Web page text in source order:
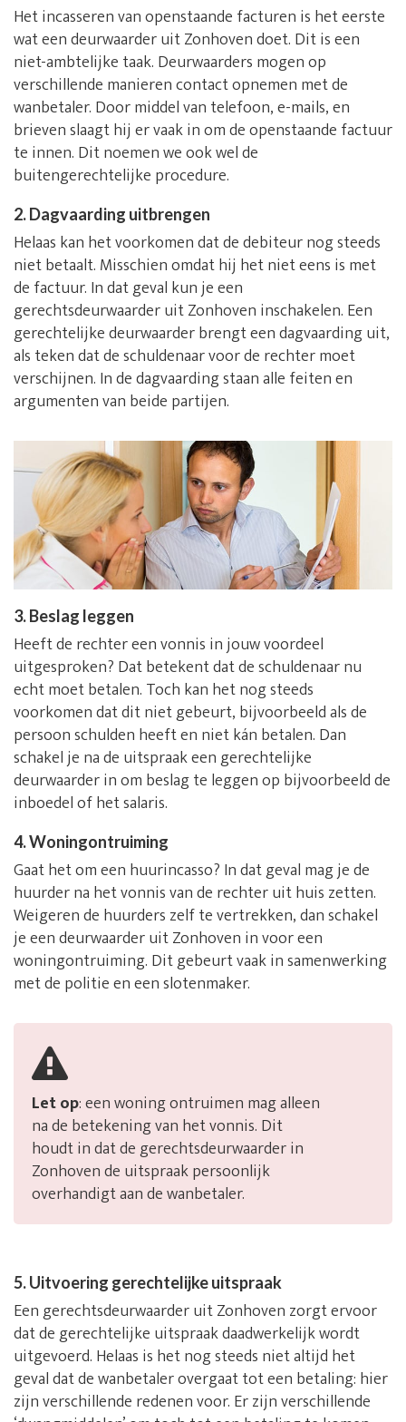
Het incasseren van openstaande facturen is het eerste
wat een deurwaarder uit Zonhoven doet. Dit is een
niet-ambtelijke taak. Deurwaarders mogen op
verschillende manieren contact opnemen met de
wanbetaler. Door middel van telefoon, e-mails, en
brieven slaagt hij er vaak in om de openstaande factuur
te innen. Dit noemen we ook wel de
buitengerechtelijke procedure.
2. Dagvaarding uitbrengen
Helaas kan het voorkomen dat de debiteur nog steeds
niet betaalt. Misschien omdat hij het niet eens is met
de factuur. In dat geval kun je een
gerechtsdeurwaarder uit Zonhoven inschakelen. Een
gerechtelijke deurwaarder brengt een dagvaarding uit,
als teken dat de schuldenaar voor de rechter moet
verschijnen. In de dagvaarding staan alle feiten en
argumenten van beide partijen.
3. Beslag leggen
Heeft de rechter een vonnis in jouw voordeel
uitgesproken? Dat betekent dat de schuldenaar nu
echt moet betalen. Toch kan het nog steeds
voorkomen dat dit niet gebeurt, bijvoorbeeld als de
persoon schulden heeft en niet kán betalen. Dan
schakel je na de uitspraak een gerechtelijke
deurwaarder in om beslag te leggen op bijvoorbeeld de
inboedel of het salaris.
4. Woningontruiming
Gaat het om een huurincasso? In dat geval mag je de
huurder na het vonnis van de rechter uit huis zetten.
Weigeren de huurders zelf te vertrekken, dan schakel
je een deurwaarder uit Zonhoven in voor een
woningontruiming. Dit gebeurt vaak in samenwerking
met de politie en een slotenmaker.
Let op: een woning ontruimen mag alleen
na de betekening van het vonnis. Dit
houdt in dat de gerechtsdeurwaarder in
Zonhoven de uitspraak persoonlijk
overhandigt aan de wanbetaler.
5. Uitvoering gerechtelijke uitspraak
Een gerechtsdeurwaarder uit Zonhoven zorgt ervoor
dat de gerechtelijke uitspraak daadwerkelijk wordt
uitgevoerd. Helaas is het nog steeds niet altijd het
geval dat de wanbetaler overgaat tot een betaling: hier
zijn verschillende redenen voor. Er zijn verschillende